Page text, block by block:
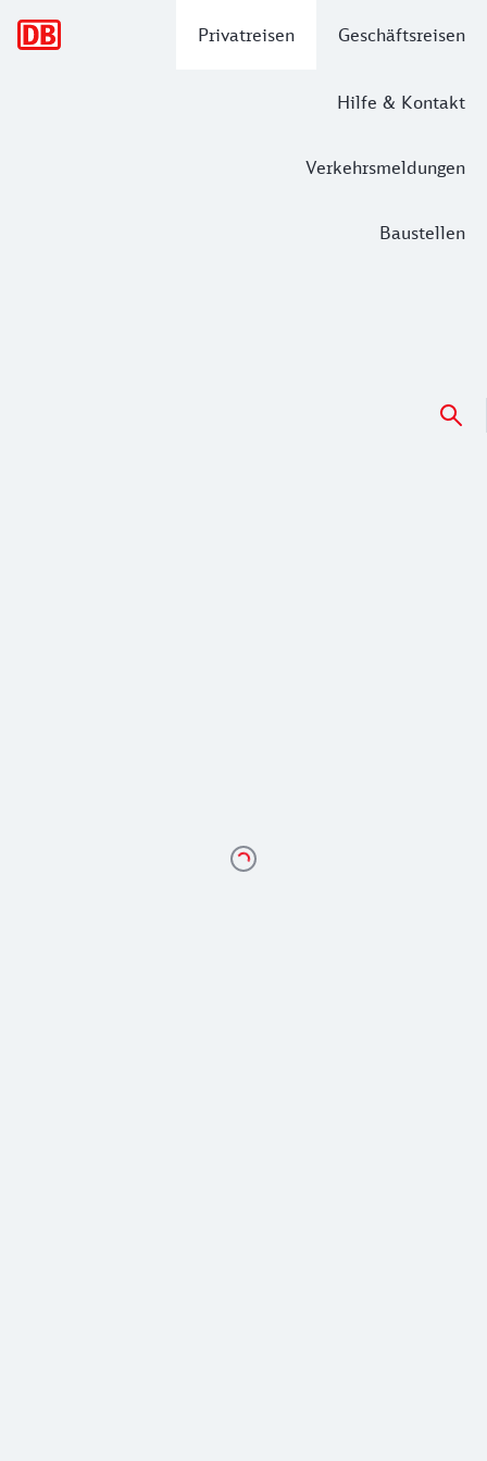
Privatreisen Geschäftsreisen
Hilfe & Kontakt
Verkehrsmeldungen
Baustellen